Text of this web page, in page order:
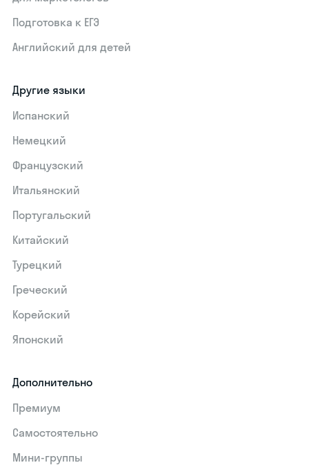
Подготовка к ЕГЭ
Английский для детей
Другие языки
Испанский
Немецкий
Французский
Итальянский
Португальский
Китайский
Турецкий
Греческий
Корейский
Японский
Дополнительно
Премиум
Самостоятельно
Мини-группы